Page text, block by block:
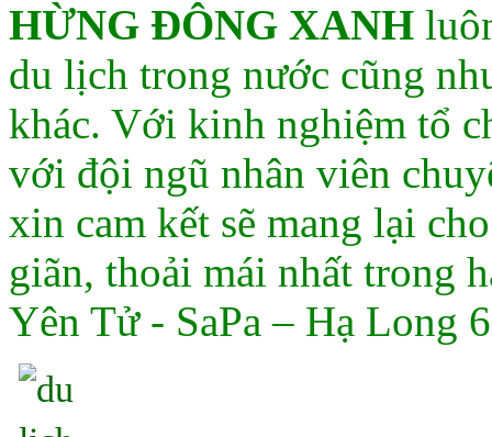
HỪNG ĐÔNG XANH
du lịch trong nước cũng
khác. Với kinh nghiệm tổ
với đội ngũ nhân viên
xin cam kết sẽ mang lại
giãn, thoải mái nhất trong
Yên Tử - SaPa – Hạ Long